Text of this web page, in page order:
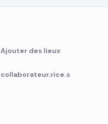
Ajouter des lieux
collaborateur.rice.s